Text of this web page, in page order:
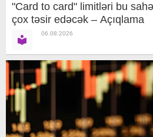
"Card to card" limitləri bu
çox təsir edəcək – Açıqlama
06.08.2026